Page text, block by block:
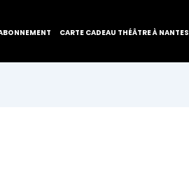
CARTE CADEAU THÉÂTRE À NANTES